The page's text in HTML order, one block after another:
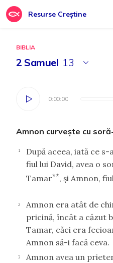
Resurse Creștine
BIBLIA
2 Samuel 13
0:00:00
0:00:00
Amnon curveşte cu
1 După aceea, iată ce
fiul lui David, avea o
Tamar**, şi Amnon,
2
Amnon era atât de
pricină, încât a căzut
Tamar, căci era
Amnon să-i facă ceva.
3
Amnon avea un